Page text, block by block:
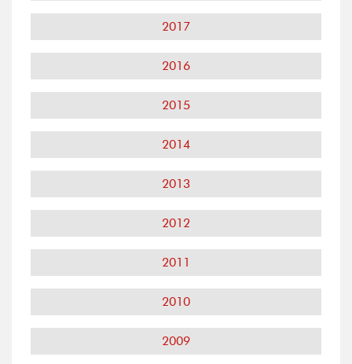
2017
2016
2015
2014
2013
2012
2011
2010
2009